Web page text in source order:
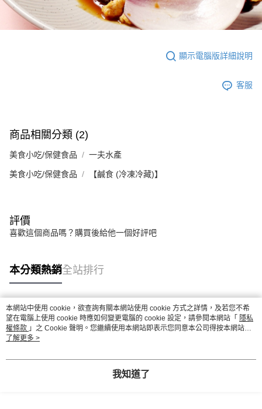
顯示電腦版詳細說明
客服
商品相關分類 (2)
美食小吃/保健食品 一夫水產
美食小吃/保健食品 【鹹食 (冷凍冷藏)】
評價
喜歡這個商品嗎？購買後給他一個好評吧
本分類熱銷全站排行
熱門標籤
本網站中使用 cookie，欲查詢有關本網站使用 cookie 方式之詳情，及若您不希
望在電腦上使用 cookie 時應如何變更電腦的 cookie 設定，請參閱本網站「 隱私
權條款 」之 Cookie 聲明。您繼續使用本網站即表示您同意本公司得按本網站使
用條款之 Cookie 聲明使用 cookie。
了解更多 >
我知道了